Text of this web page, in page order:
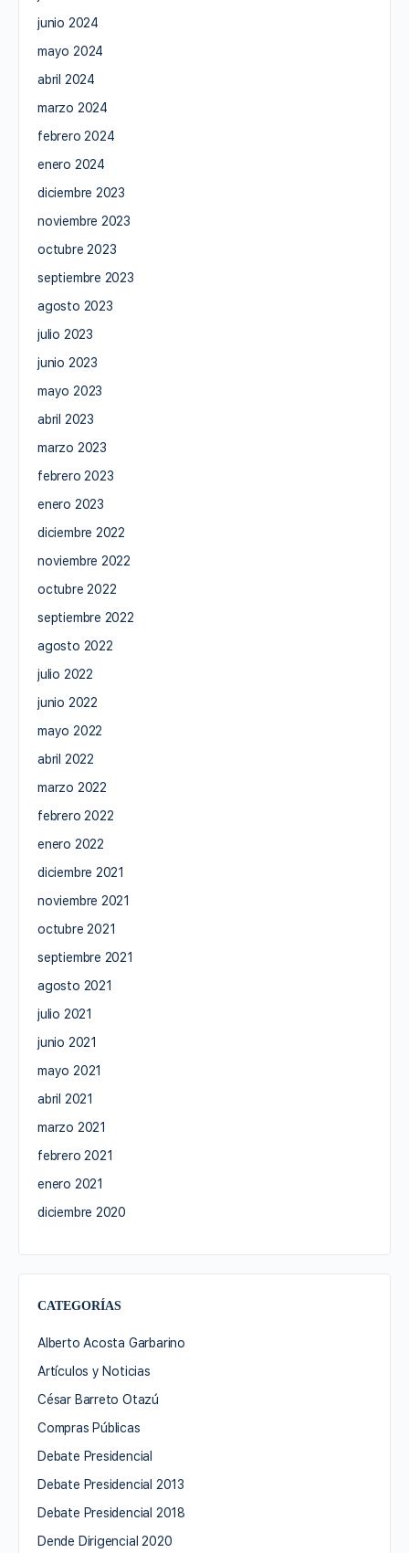
junio 2024
mayo 2024
abril 2024
marzo 2024
febrero 2024
enero 2024
diciembre 2023
noviembre 2023
octubre 2023
septiembre 2023
agosto 2023
julio 2023
junio 2023
mayo 2023
abril 2023
marzo 2023
febrero 2023
enero 2023
diciembre 2022
noviembre 2022
octubre 2022
septiembre 2022
agosto 2022
julio 2022
junio 2022
mayo 2022
abril 2022
marzo 2022
febrero 2022
enero 2022
diciembre 2021
noviembre 2021
octubre 2021
septiembre 2021
agosto 2021
julio 2021
junio 2021
mayo 2021
abril 2021
marzo 2021
febrero 2021
enero 2021
diciembre 2020
CATEGORÍAS
Alberto Acosta Garbarino
Artículos y Noticias
César Barreto Otazú
Compras Públicas
Debate Presidencial
Debate Presidencial 2013
Debate Presidencial 2018
Dende Dirigencial 2020